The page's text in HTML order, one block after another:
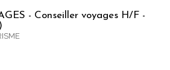
- Conseiller voyages H/F -